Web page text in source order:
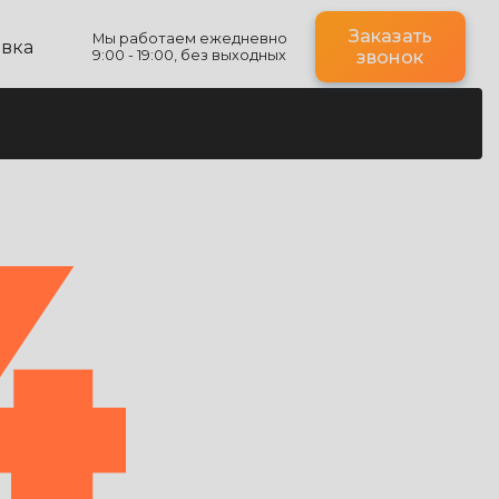
Мы работаем ежедневно
9:00 - 19:00, без выходных
Заказать
звонок